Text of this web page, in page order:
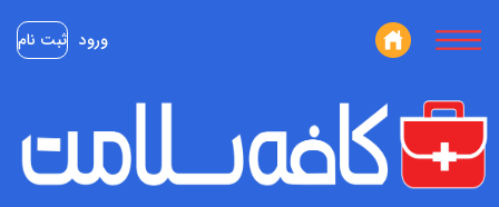
ورود ثبت نام